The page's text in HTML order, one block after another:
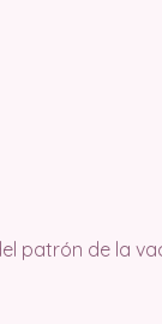
patrón de la